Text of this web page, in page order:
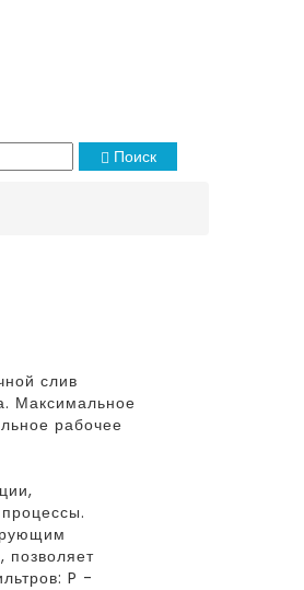
Поиск
слив
Максимальное
рабочее
позволяет
P -